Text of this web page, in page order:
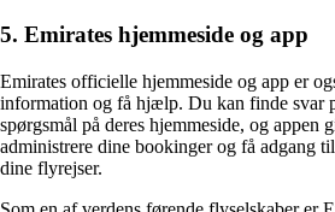
5. Emirates hjemmeside og app
Emirates officielle hjemmeside og app er
information og få hjælp. Du kan finde svar
spørgsmål på deres hjemmeside, og appen
administrere dine bookinger og få adgang
dine flyrejser.